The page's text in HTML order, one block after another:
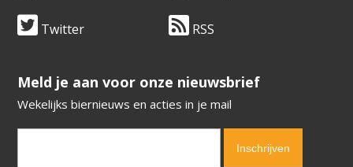
Twitter RSS
​​​​​​​Meld je aan voor onze nieuwsbrief
Wekelijks biernieuws en acties in je mail